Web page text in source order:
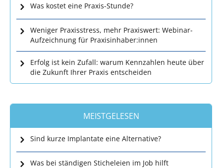
Was kostet eine Praxis-Stunde?
Weniger Praxisstress, mehr Praxiswert: Webinar-
Aufzeichnung für Praxisinhaber:innen
Erfolg ist kein Zufall: warum Kennzahlen heute über
die Zukunft Ihrer Praxis entscheiden
MEISTGELESEN
Sind kurze Implantate eine Alternative?
Was bei ständigen Sticheleien im Job hilft